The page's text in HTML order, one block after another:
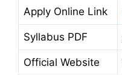
Apply Online Link
Syllabus PDF
Official Website